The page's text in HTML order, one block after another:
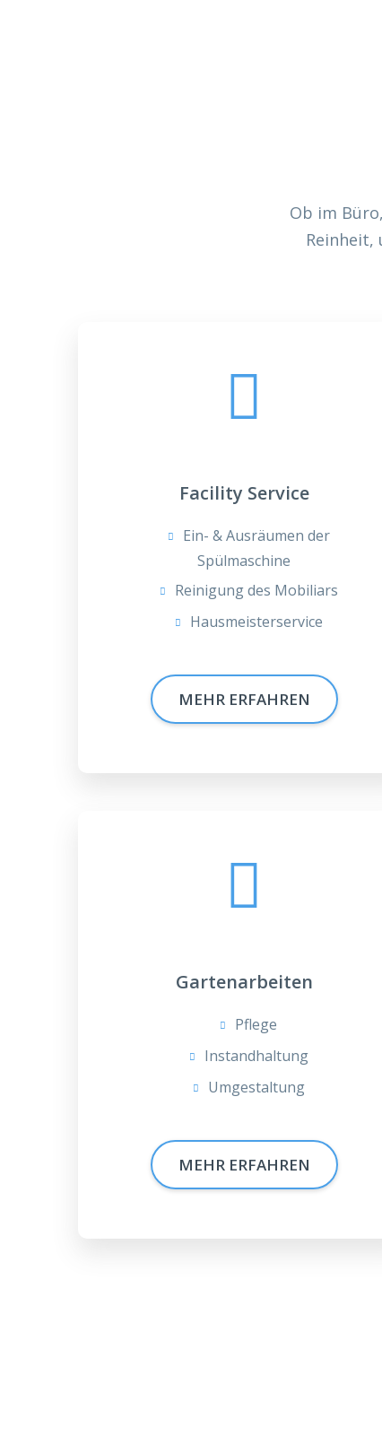
Ob im
Reinheit,
Facility Service
Ein- & Ausräumen der
Spülmaschine
Reinigung des Mobiliars
Hausmeisterservice
MEHR ERFAHREN
Gartenarbeiten
Pflege
Instandhaltung
Umgestaltung
MEHR ERFAHREN